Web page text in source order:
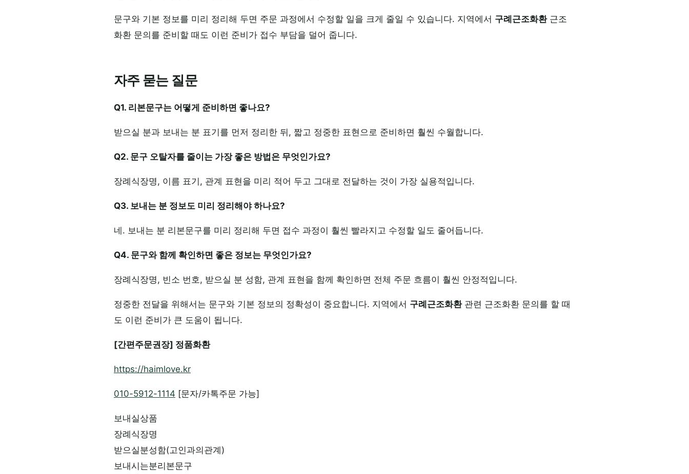
문구와 기본 정보를 미리 정리해 두면 주문 과정에서 수정할 일을 크게 줄일 수 있습니다. 지역에서 구례근조화환근조
화환 문의를 준비할 때도 이런 준비가 접수 부담을 덜어 줍니다.
자주 묻는 질문
Q1. 리본문구는 어떻게 준비하면 좋나요?
받으실 분과 보내는 분 표기를 먼저 정리한 뒤, 짧고 정중한 표현으로 준비하면 훨씬 수월합니다.
Q2. 문구 오탈자를 줄이는 가장 좋은 방법은 무엇인가요?
장례식장명, 이름 표기, 관계 표현을 미리 적어 두고 그대로 전달하는 것이 가장 실용적입니다.
Q3. 보내는 분 정보도 미리 정리해야 하나요?
네. 보내는 분 리본문구를 미리 정리해 두면 접수 과정이 훨씬 빨라지고 수정할 일도 줄어듭니다.
Q4. 문구와 함께 확인하면 좋은 정보는 무엇인가요?
장례식장명, 빈소 번호, 받으실 분 성함, 관계 표현을 함께 확인하면 전체 주문 흐름이 훨씬 안정적입니다.
정중한 전달을 위해서는 문구와 기본 정보의 정확성이 중요합니다. 지역에서 구례근조화환관련 근조화환 문의를 할 때
도 이런 준비가 큰 도움이 됩니다.
[간편주문권장] 정품화환
https://haimlove.kr
010-5912-1114 [문자/카톡주문 가능]
보내실상품
장례식장명
받으실분성함(고인과의관계)
보내시는분리본문구